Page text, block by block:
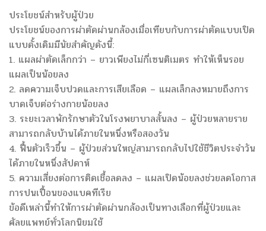
ประโยชน์สำหรับผู้ป่วย
ประโยชน์ของการผ่าตัดผ่านกล้องเมื่อเทียบกับการผ่าตัดแบบเปิด
แบบดั้งเดิมมีนัยสำคัญดังนี้:
1. แผลผ่าตัดเล็กกว่า – ยาวเพียงไม่กี่เซนติเมตร ทำให้เห็นรอย
แผลเป็นน้อยลง
2. ลดความเจ็บปวดและการเสียเลือด – แผลเล็กลงหมายถึงการ
บาดเจ็บต่อร่างกายน้อยลง
3. ระยะเวลาพักรักษาตัวในโรงพยาบาลสั้นลง – ผู้ป่วยหลายราย
สามารถกลับบ้านได้ภายในหนึ่งหรือสองวัน
4. ฟื้นตัวเร็วขึ้น – ผู้ป่วยส่วนใหญ่สามารถกลับไปใช้ชีวิตประจำวัน
ได้ภายในหนึ่งสัปดาห์
5. ความเสี่ยงต่อการติดเชื้อลดลง – แผลเปิดน้อยลงช่วยลดโอกาส
การปนเปื้อนของแบคทีเรีย
ข้อดีเหล่านี้ทำให้การผ่าตัดผ่านกล้องเป็นทางเลือกที่ผู้ป่วยและ
ศัลยแพทย์ทั่วโลกนิยมใช้